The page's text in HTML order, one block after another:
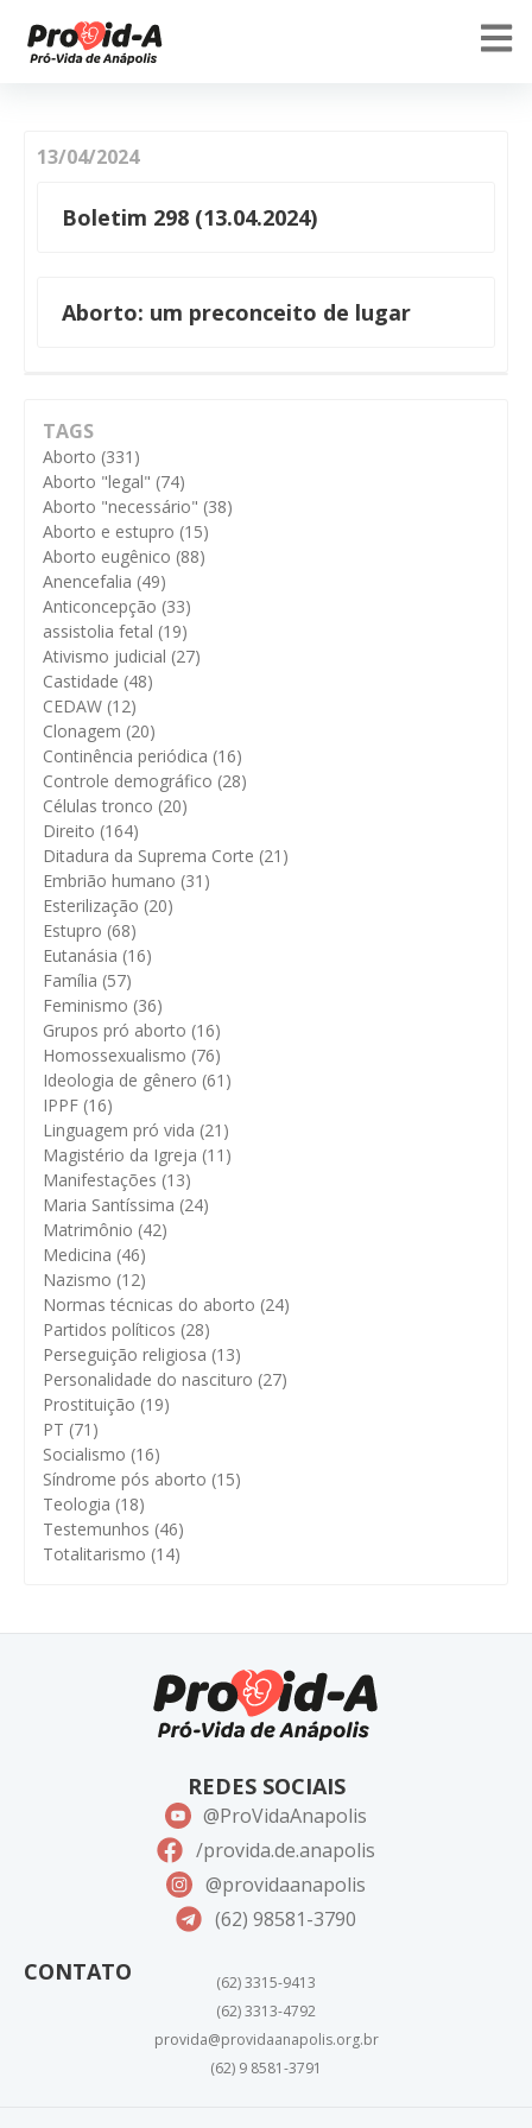
TAGS
Aborto (331)
Aborto "legal" (74)
Aborto "necessário" (38)
Aborto e estupro (15)
Aborto eugênico (88)
Anencefalia (49)
Anticoncepção (33)
assistolia fetal (19)
Ativismo judicial (27)
Castidade (48)
CEDAW (12)
Clonagem (20)
Continência periódica (16)
Controle demográfico (28)
Células tronco (20)
Direito (164)
Ditadura da Suprema Corte (21)
Embrião humano (31)
Esterilização (20)
Estupro (68)
Eutanásia (16)
Família (57)
Feminismo (36)
Grupos pró aborto (16)
Homossexualismo (76)
Ideologia de gênero (61)
IPPF (16)
Linguagem pró vida (21)
Magistério da Igreja (11)
Manifestações (13)
Maria Santíssima (24)
Matrimônio (42)
Medicina (46)
Nazismo (12)
Normas técnicas do aborto (24)
Partidos políticos (28)
Perseguição religiosa (13)
Personalidade do nascituro (27)
Prostituição (19)
PT (71)
Socialismo (16)
Síndrome pós aborto (15)
Teologia (18)
Testemunhos (46)
Totalitarismo (14)
13/04/2024
Boletim 298 (13.04.2024)
Aborto: um preconceito de lugar
CONTATO
(62) 3315-9413
(62) 3313-4792
provida@providaanapolis.org.br
(62) 9 8581-3791
REDES SOCIAIS
@ProVidaAnapolis
/provida.de.anapolis
@providaanapolis
(62) 98581-3790